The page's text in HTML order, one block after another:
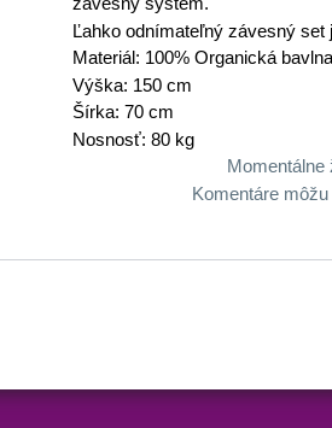
Ľahko odnímateľný závesný set
Materiál: 100% Organická
Výška: 150 cm
Šírka: 70 cm
Nosnosť: 80 kg
Momentálne
Komentáre